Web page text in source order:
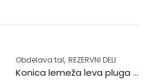
Obdelava tal, REZERVNI DELI
Konica lemeža leva pluga Kverneland